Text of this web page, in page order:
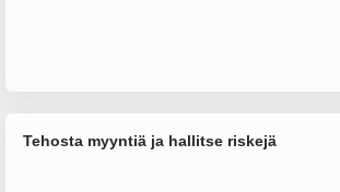
Tehosta myyntiä ja hallitse riskejä